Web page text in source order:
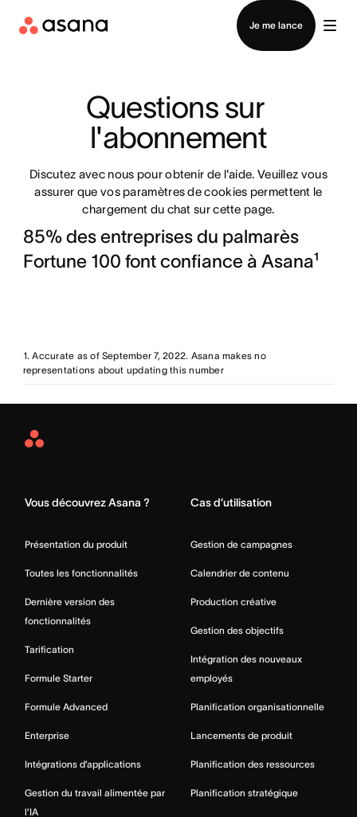
Je me lance
Contacter le service commercial
Questions sur
l'abonnement
Discutez avec nous pour obtenir de l'aide. Veuillez vous
assurer que vos paramètres de cookies permettent le
chargement du chat sur cette page.
85% des entreprises du palmarès
Fortune 100 font confiance à Asana¹
1. Accurate as of September 7, 2022. Asana makes no
representations about updating this number
Asana
Vous découvrez Asana ?
Présentation du produit
Toutes les fonctionnalités
Dernière version des
fonctionnalités
Tarification
Formule Starter
Formule Advanced
Enterprise
Intégrations d’applications
Gestion du travail alimentée par
l’IA
Cas d’utilisation
Gestion de campagnes
Calendrier de contenu
Production créative
Gestion des objectifs
Intégration des nouveaux
employés
Planification organisationnelle
Lancements de produit
Planification des ressources
Planification stratégique